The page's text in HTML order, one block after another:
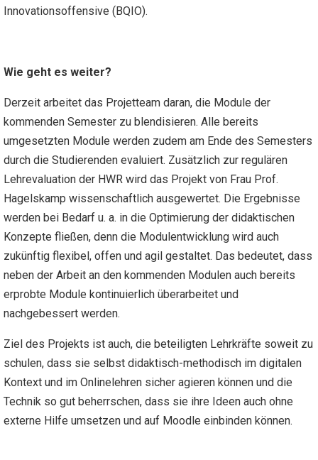
Innovationsoffensive (BQIO).
Wie geht es weiter?
Derzeit arbeitet das Projetteam daran, die Module der
kommenden Semester zu blendisieren. Alle bereits
umgesetzten Module werden zudem am Ende des Semesters
durch die Studierenden evaluiert. Zusätzlich zur regulären
Lehrevaluation der HWR wird das Projekt von Frau Prof.
Hagelskamp wissenschaftlich ausgewertet. Die Ergebnisse
werden bei Bedarf u. a. in die Optimierung der didaktischen
Konzepte fließen, denn die Modulentwicklung wird auch
zukünftig flexibel, offen und agil gestaltet. Das bedeutet, dass
neben der Arbeit an den kommenden Modulen auch bereits
erprobte Module kontinuierlich überarbeitet und
nachgebessert werden.
Ziel des Projekts ist auch, die beteiligten Lehrkräfte soweit zu
schulen, dass sie selbst didaktisch-methodisch im digitalen
Kontext und im Onlinelehren sicher agieren können und die
Technik so gut beherrschen, dass sie ihre Ideen auch ohne
externe Hilfe umsetzen und auf Moodle einbinden können.